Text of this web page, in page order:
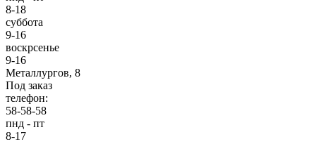
8-18
суббота
9-16
воскрсенье
9-16
Металлургов, 8
Под заказ
телефон:
58-58-58
пнд - пт
8-17